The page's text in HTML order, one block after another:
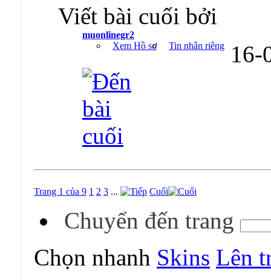
Viết bài cuối bởi
muonlinegr2
Xem Hồ sơ
Tin nhắn riêng
Trang 1 của 9 1 2 3 ... Cuối
Chuyển đến trang
Chọn nhanh Skins Lên